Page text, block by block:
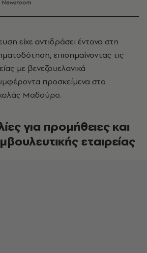
Newsroom
είχε αντιδράσει έντονα στη
επισημαίνοντας τις
με βενεζουελανικά
προσκείμενα στο
Μαδούρο.
για προμήθειες και
εταιρείας